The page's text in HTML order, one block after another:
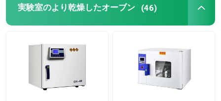
二酸化炭素の定温器
嫌気性インキュベーター
実験室のより乾燥したオーブン (46)